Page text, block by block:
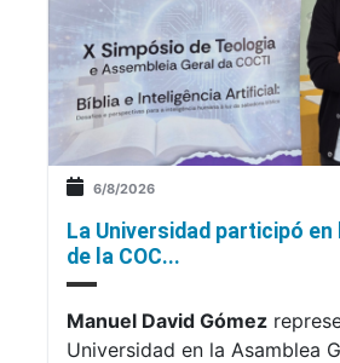
6/8/2026
La Universidad participó en
de la COC...
Manuel David Gómez
Universidad en la Asamblea